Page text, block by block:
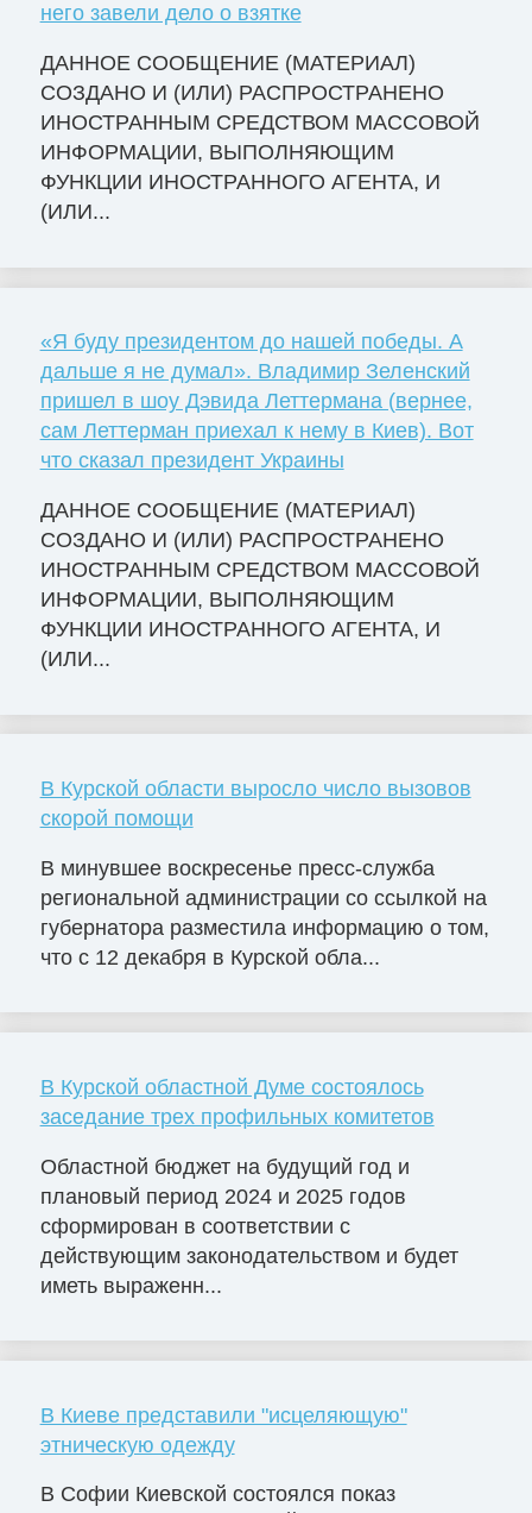
него завели дело о взятке
ДАННОЕ СООБЩЕНИЕ (МАТЕРИАЛ)
СОЗДАНО И (ИЛИ) РАСПРОСТРАНЕНО
ИНОСТРАННЫМ СРЕДСТВОМ МАССОВОЙ
ИНФОРМАЦИИ, ВЫПОЛНЯЮЩИМ
ФУНКЦИИ ИНОСТРАННОГО АГЕНТА, И
(ИЛИ...
«Я буду президентом до нашей победы. А
дальше я не думал». Владимир Зеленский
пришел в шоу Дэвида Леттермана (вернее,
сам Леттерман приехал к нему в Киев). Вот
что сказал президент Украины
ДАННОЕ СООБЩЕНИЕ (МАТЕРИАЛ)
СОЗДАНО И (ИЛИ) РАСПРОСТРАНЕНО
ИНОСТРАННЫМ СРЕДСТВОМ МАССОВОЙ
ИНФОРМАЦИИ, ВЫПОЛНЯЮЩИМ
ФУНКЦИИ ИНОСТРАННОГО АГЕНТА, И
(ИЛИ...
В Курской области выросло число вызовов
скорой помощи
В минувшее воскресенье пресс-служба
региональной администрации со ссылкой на
губернатора разместила информацию о том,
что с 12 декабря в Курской обла...
В Курской областной Думе состоялось
заседание трех профильных комитетов
Областной бюджет на будущий год и
плановый период 2024 и 2025 годов
сформирован в соответствии с
действующим законодательством и будет
иметь выраженн...
В Киеве представили "исцеляющую"
этническую одежду
В Софии Киевской состоялся показ